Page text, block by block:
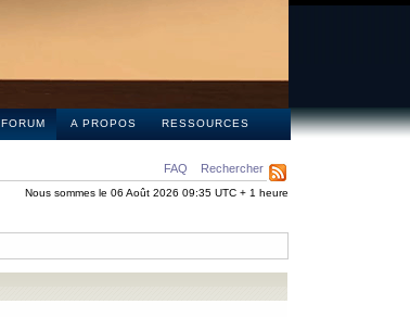
FORUM A PROPOS RESSOURCES
FAQ Rechercher
Nous sommes le 06 Août 2026 09:35 UTC + 1 heure